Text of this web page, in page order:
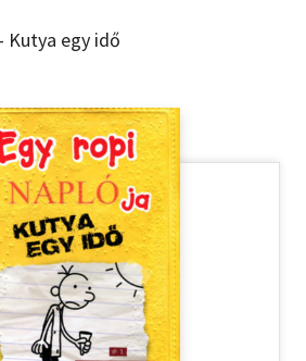
Kutya egy idő